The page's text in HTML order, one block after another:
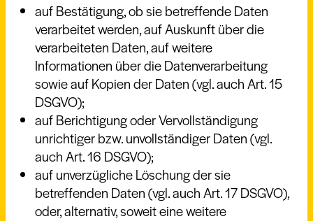
auf Bestätigung, ob sie betreffende Daten
verarbeitet werden, auf Auskunft über die
verarbeiteten Daten, auf weitere
Informationen über die Datenverarbeitung
sowie auf Kopien der Daten (vgl. auch Art. 15
DSGVO);
auf Berichtigung oder Vervollständigung
unrichtiger bzw. unvollständiger Daten (vgl.
auch Art. 16 DSGVO);
auf unverzügliche Löschung der sie
betreffenden Daten (vgl. auch Art. 17 DSGVO),
oder, alternativ, soweit eine weitere